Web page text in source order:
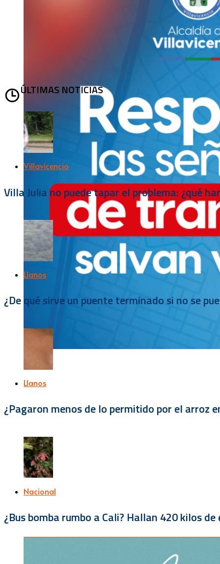
ÚLTIMAS NOTICIAS
Villavicencio
Villa Julia no puede tapar el problema: ¿qué
Llanos
¿De qué sirve un puente terminado si no se
Llanos
¿Pagaron menos de lo permitido por el arroz
Nacional
¿Bus bomba rumbo a Cali? Hallan 420 kilos